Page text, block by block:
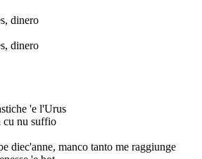
dinero
dinero
'e l'Urus
cu nu suffio
diec'anne, manco tanto me raggiunge